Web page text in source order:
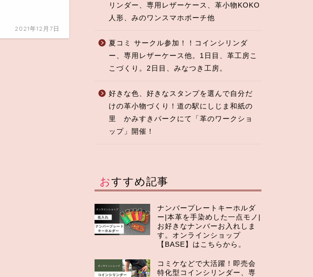
2021年12月7日
リンダー、専用レザーケース、革小物KOKO
人形、みのワンスマホポーチ他
夏コミ サークル参加！！コインシリンダ
ー、専用レザーケース他。1日目、革工房こ
こづくり。2日目、みなつき工房。
好きな色、好きなスタンプを選んで自分だ
けの革小物づくり！道の駅にしじま和紙の
里 かみすきパークにて「革のワークショ
ップ」開催！
おすすめ記事
ナンバープレートキーホルダ
ー|本革を手染めした一点モノ|
お好きなナンバーお入れしま
す。オンラインショップ
【BASE】はこちらから。
コミケなどで大活躍！即売会
特化型コインシリンダー、専